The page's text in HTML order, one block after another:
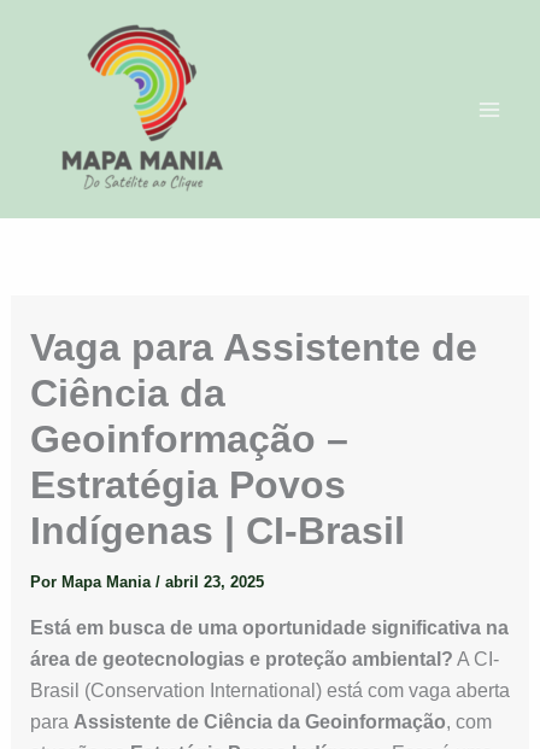
Vaga para Assistente de
Ciência da
Geoinformação –
Estratégia Povos
Indígenas | CI-Brasil
Por Mapa Mania / abril 23, 2025
Está em busca de uma oportunidade significativa na
área de geotecnologias e proteção ambiental? A CI-
Brasil (Conservation International) está com vaga aberta
para Assistente de Ciência da Geoinformação, com